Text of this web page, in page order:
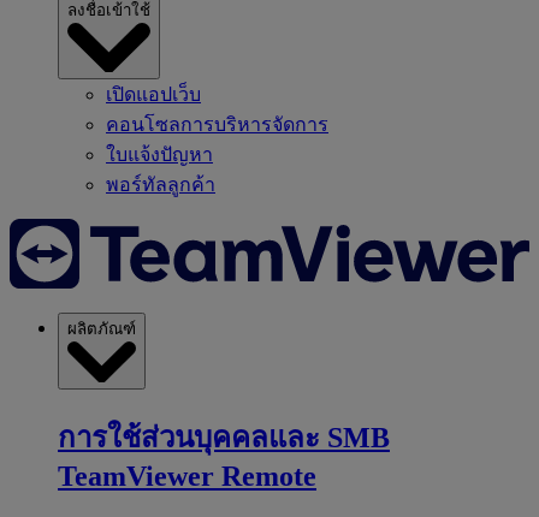
ลงชื่อเข้าใช้
เปิดแอปเว็บ
คอนโซลการบริหารจัดการ
ใบแจ้งปัญหา
พอร์ทัลลูกค้า
ผลิตภัณฑ์
การใช้ส่วนบุคคลและ SMB
TeamViewer Remote